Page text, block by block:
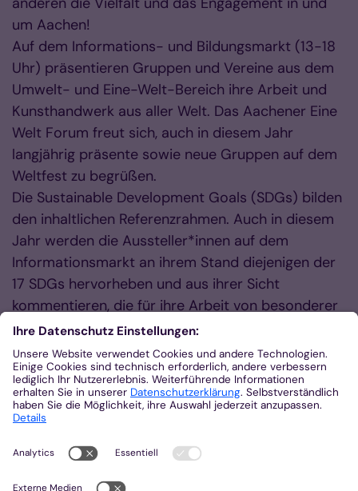
um Aachen!
Auf dem Informations- und Bildungsmarkt (13-18
Uhr) präsentieren Gruppen und Vereine aus dem
Umwelt- und Eine-Welt-Bereich ihre Arbeit und
Kunsthandwerk aus aller Welt. Das Aachener Eine
Welt Forum freut sich, auch in diesem Jahr
langjährig präsente sowie neue Gruppen auf dem
Weltfest zu begrüßen.
Die Sustainable Development Goals (SDGs) bilden
den inhaltlichen Referenzrahmen. Auch in diesem
Jahr werden die Aussteller*innen auf dem
Informationsmarkt an ihrem Stand diejenigen der
17 SDGs hervorheben und aus ihrer Sicht
kommentieren, die für ihre Arbeit von besonderer
Bedeutung sind.
Das Aachener Weltfest bietet allen Organisationen
und Gruppen die Möglichkeit, sich einem
interessierten Publikum zu präsentieren, Kontakte
zu knüpfen und über Angebote und Projekte zu
Zurück